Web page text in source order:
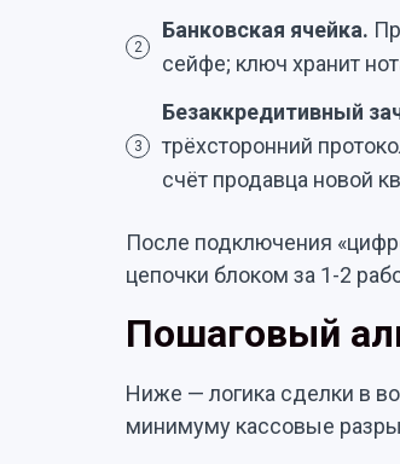
2
Банковская ячейка.
сейфе; ключ хранит
3
Безаккредитивный
трёхсторонний
счёт продавца новой
После подключения
цепочки блоком за 1-2
Пошаговый
Ниже — логика сделки в
минимуму кассовые